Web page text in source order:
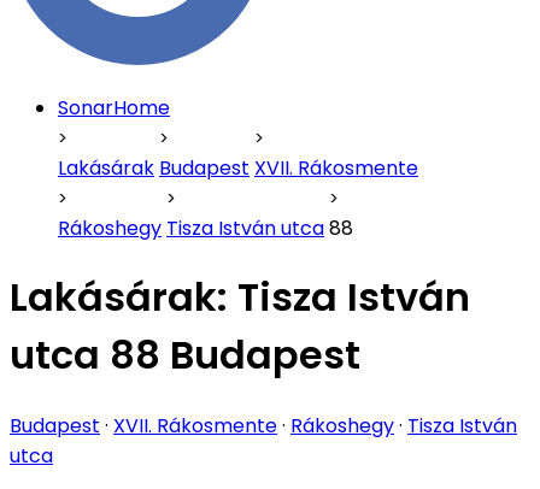
SonarHome
Lakásárak Budapest XVII. Rákosmente
Rákoshegy Tisza István utca88
Lakásárak: Tisza István
utca 88 Budapest
Budapest · XVII. Rákosmente· Rákoshegy· Tisza István
utca